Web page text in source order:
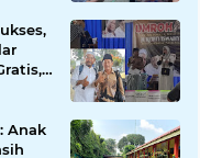
Anak